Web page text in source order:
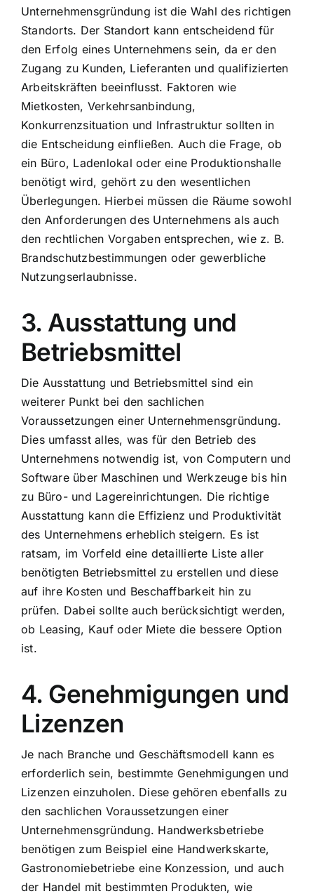
Unternehmensgründung ist die Wahl des richtigen
Standorts. Der Standort kann entscheidend für
den Erfolg eines Unternehmens sein, da er den
Zugang zu Kunden, Lieferanten und qualifizierten
Arbeitskräften beeinflusst. Faktoren wie
Mietkosten, Verkehrsanbindung,
Konkurrenzsituation und Infrastruktur sollten in
die Entscheidung einfließen. Auch die Frage, ob
ein Büro, Ladenlokal oder eine Produktionshalle
benötigt wird, gehört zu den wesentlichen
Überlegungen. Hierbei müssen die Räume sowohl
den Anforderungen des Unternehmens als auch
den rechtlichen Vorgaben entsprechen, wie z. B.
Brandschutzbestimmungen oder gewerbliche
Nutzungserlaubnisse.
3. Ausstattung und
Betriebsmittel
Die Ausstattung und Betriebsmittel sind ein
weiterer Punkt bei den sachlichen
Voraussetzungen einer Unternehmensgründung.
Dies umfasst alles, was für den Betrieb des
Unternehmens notwendig ist, von Computern und
Software über Maschinen und Werkzeuge bis hin
zu Büro- und Lagereinrichtungen. Die richtige
Ausstattung kann die Effizienz und Produktivität
des Unternehmens erheblich steigern. Es ist
ratsam, im Vorfeld eine detaillierte Liste aller
benötigten Betriebsmittel zu erstellen und diese
auf ihre Kosten und Beschaffbarkeit hin zu
prüfen. Dabei sollte auch berücksichtigt werden,
ob Leasing, Kauf oder Miete die bessere Option
ist.
4. Genehmigungen und
Lizenzen
Je nach Branche und Geschäftsmodell kann es
erforderlich sein, bestimmte Genehmigungen und
Lizenzen einzuholen. Diese gehören ebenfalls zu
den sachlichen Voraussetzungen einer
Unternehmensgründung. Handwerksbetriebe
benötigen zum Beispiel eine Handwerkskarte,
Gastronomiebetriebe eine Konzession, und auch
der Handel mit bestimmten Produkten, wie